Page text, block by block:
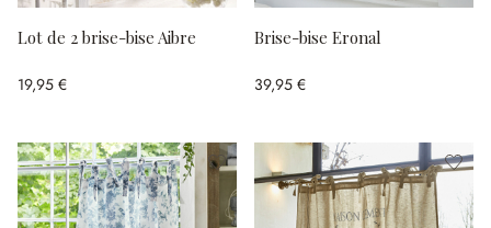
Lot de 2 brise-bise Aibre
19,95 €
Brise-bise Eronal
39,95 €